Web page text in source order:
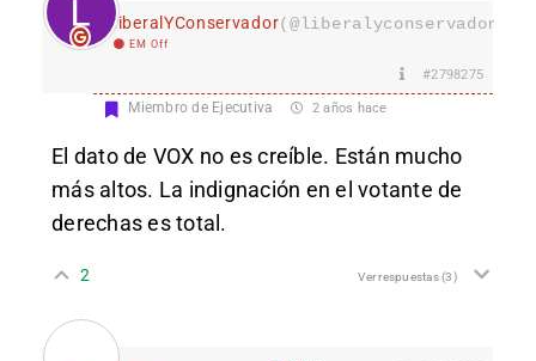
LiberalYConservador
EM Off
#2798275
Miembro de Ejecutiva 2 años hace
El dato de VOX no es creíble. Están mucho
más altos. La indignación en el votante de
derechas es total.
2 Ver respuestas(3)